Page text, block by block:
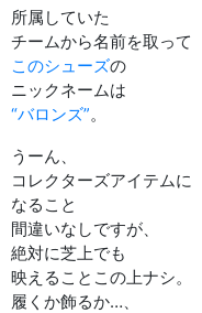
所属していた
チームから名前を取って
このシューズの
ニックネームは
“バロンズ”。
うーん、
コレクターズアイテムに
なること
間違いなしですが、
絶対に芝上でも
映えることこの上ナシ。
履くか飾るか…、